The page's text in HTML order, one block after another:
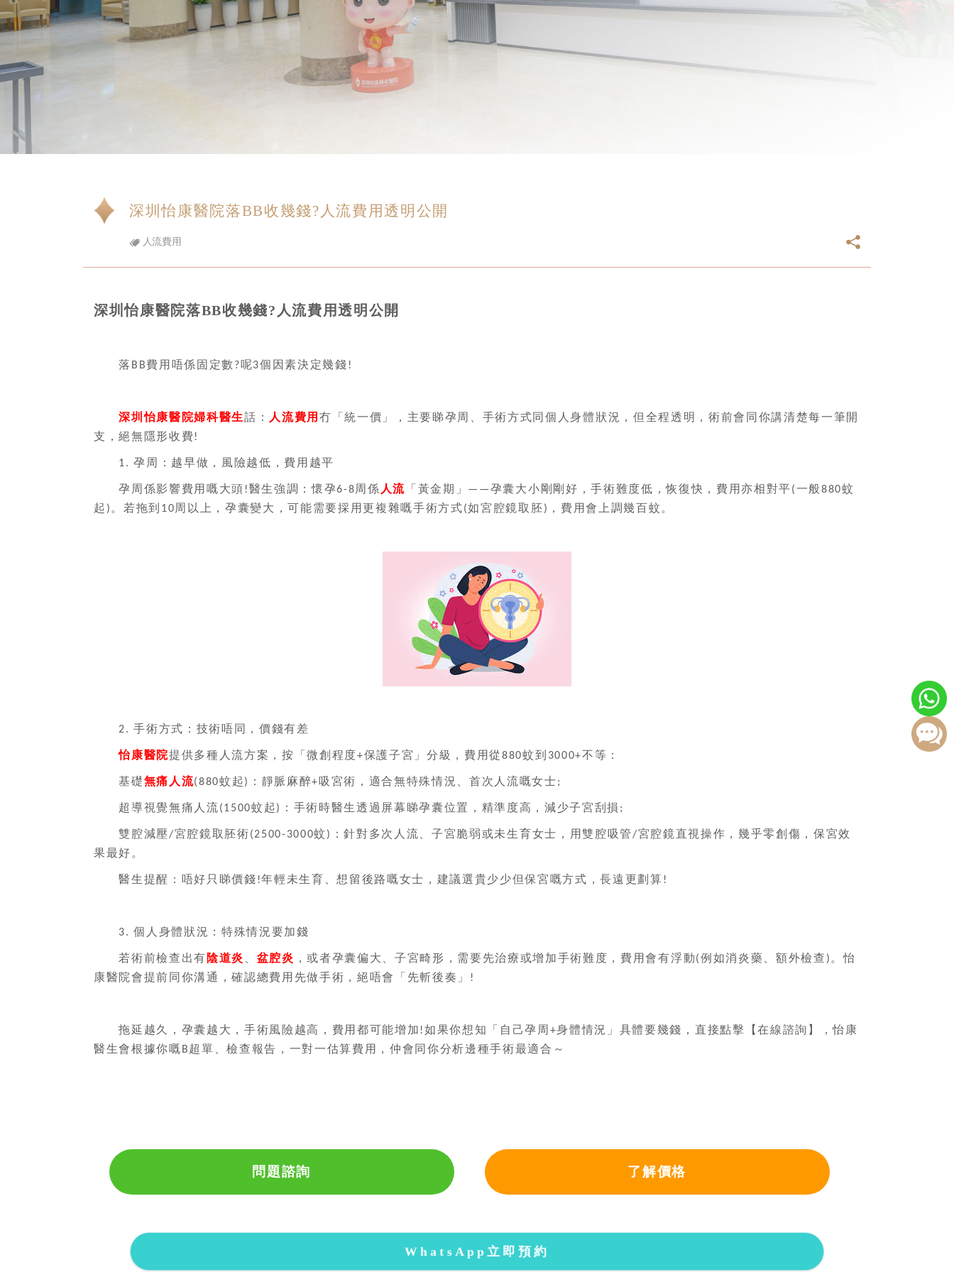
深圳怡康醫院落BB收幾錢?人流費用透明公開
人流費用
深圳怡康醫院落BB收幾錢?人流費用透明公開
落 BB費用唔係固定數 ?呢3個因素決定幾錢!
深圳怡康醫院婦科醫生話： 人流費用冇「統一價」，主要睇孕周、手術方式同個人身體狀況，但全程透明，術前會同你講清楚每一筆開
支，絕無隱形收費!
1.孕周：越早做，風險越低，費用越平
孕周係影響費用嘅大頭!醫生強調：懷孕6-8周係 人流 「黃金期」 ——孕囊大小剛剛好，手術難度低，恢復快，費用亦相對平(一般880蚊
起 ) 。若拖到 10周以上，孕囊變大，可能需要採用更複雜嘅手術方式(如宮腔鏡取胚) ，費用會上調幾百蚊。
2.手術方式：技術唔同，價錢有差
怡康醫院提供多種人流方案，按「微創程度+保護子宮」分級，費用從880蚊到 3000+不等：
基礎無痛人流(880蚊起) ：靜脈麻醉+吸宮術，適合無特殊情況、首次人流嘅女士;
超導視覺無痛人流(1500蚊起) ：手術時醫生透過屏幕睇孕囊位置，精準度高，減少子宮刮損 ;
雙腔減壓/宮腔鏡取胚術(2500-3000蚊) ：針對多次人流、子宮脆弱或未生育女士，用雙腔吸管/宮腔鏡直視操作，幾乎零創傷，保宮效
果最好。
醫生提醒：唔好只睇價錢!年輕未生育、想留後路嘅女士，建議選貴少少但保宮嘅方式，長遠更劃算!
3.個人身體狀況：特殊情況要加錢
若術前檢查出有 陰道炎 盆腔炎 ，或者孕囊偏大、子宮畸形，需要先治療或增加手術難度，費用會有浮動(例如消炎藥、額外檢查 ) 。怡
康醫院會提前同你溝通，確認總費用先做手術，絕唔會「先斬後奏」 !
拖延越久，孕囊越大，手術風險越高，費用都可能增加!如果你想知「自己孕周 +身體情況」具體要幾錢，直接點擊【在線諮詢】，怡康
醫生會根據你嘅 B超單、檢查報告，一對一估算費用，仲會同你分析邊種手術最適合～
問題諮詢 了解價格
WhatsApp立即預約